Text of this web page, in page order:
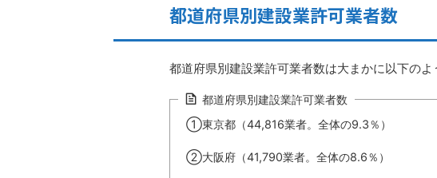
都道府県別建設業許可業者数
都道府県別建設業許可業者数は大まかに以下のよ
都道府県別建設業許可業者数
①東京都（44,816業者。全体の9.3％）
②大阪府（41,790業者。全体の8.6％）